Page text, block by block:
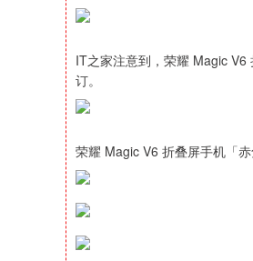
IT之家注意到，荣耀 Magic
订。
荣耀 Magic V6 折叠屏手机「赤